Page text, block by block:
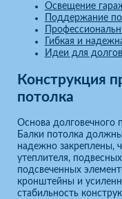
Освещение
Поддержание
Гибкая и
Идеи для
Конструкция
потолка
Основа долговечного
Балки потолка
надежно закреплены,
утеплителя,
подсвеченных
кронштейны и
стабильность